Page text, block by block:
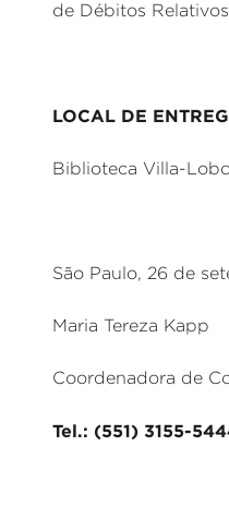
de Débitos
LOCAL DE
Biblioteca Villa-
São Paulo, 26 de
Maria Tereza Kapp
Coordenadora de
Tel.: (551) 3155-